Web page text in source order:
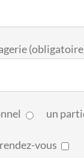
un
vous